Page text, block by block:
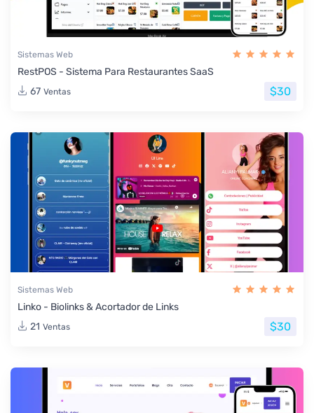
Sistemas Web
RestPOS - Sistema Para Restaurantes SaaS
67 Ventas $30
Sistemas Web
Linko - Biolinks & Acortador de Links
21 Ventas $30